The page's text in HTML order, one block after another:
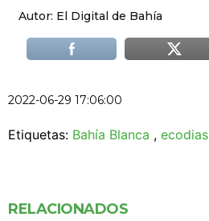
Autor: El Digital de Bahía
2022-06-29 17:06:00
Etiquetas: Bahía Blanca , ecodias
RELACIONADOS